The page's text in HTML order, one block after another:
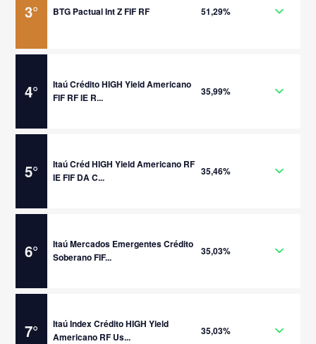
3° BTG Pactual Int Z FIF RF 51,29%
4°
Itaú Crédito HIGH Yield Americano
FIF RF IE R...
35,99%
5°
Itaú Créd HIGH Yield Americano RF
IE FIF DA C...
35,46%
6°
Itaú Mercados Emergentes Crédito
Soberano FIF...
35,03%
7°
Itaú Index Crédito HIGH Yield
Americano RF Us...
35,03%